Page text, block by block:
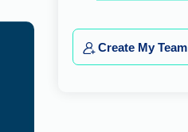
Create My Team